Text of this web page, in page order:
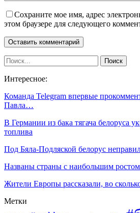
Сохраните мое имя, адрес
этом браузере для следующего
Интересное:
Команда Telegram впервые
Павла…
В Германии из бака тягача белоруса
топлива
Под Бяла-Подляской белорус
Названы страны с наибольшим
Жители Европы рассказали, во
Метки